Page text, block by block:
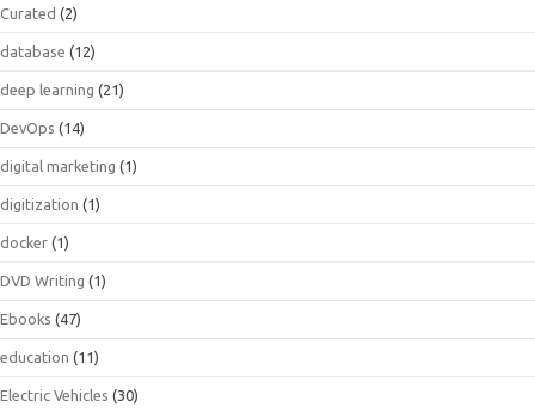
Curated (2)
database (12)
deep learning (21)
DevOps (14)
digital marketing (1)
digitization (1)
docker (1)
DVD Writing (1)
Ebooks (47)
education (11)
Electric Vehicles (30)